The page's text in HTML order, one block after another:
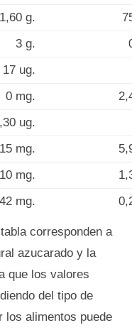
g.
3 g.
17 ug.
0 mg.
ug.
mg.
mg.
mg.
corresponden a
azucarado y la
que los valores
del tipo de
los alimentos puede